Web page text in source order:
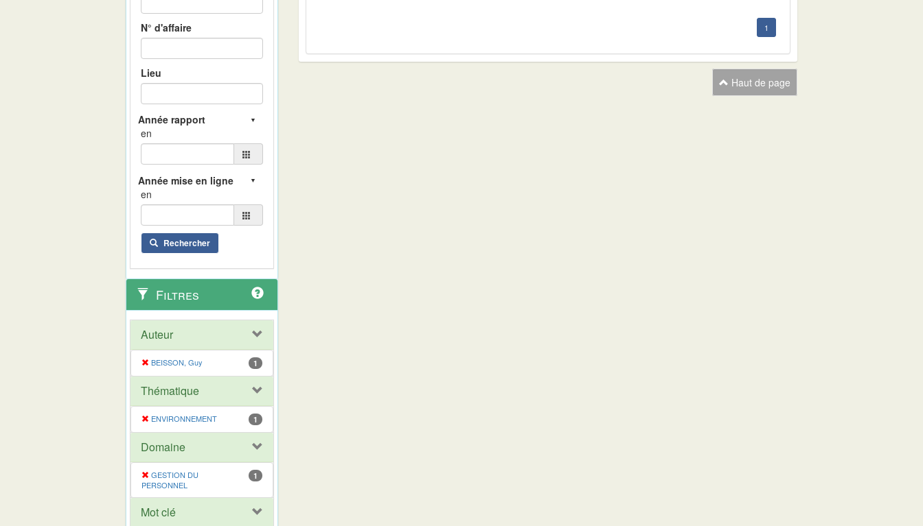
N° d'affaire
Lieu
en
en
Rechercher
Filtres
Auteur
BEISSON, Guy 1
Thématique
ENVIRONNEMENT 1
Domaine
GESTION DU
PERSONNEL
1
Mot clé
1
Haut de page